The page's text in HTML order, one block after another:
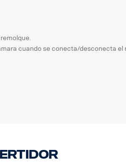
cuando se conecta/desconecta el